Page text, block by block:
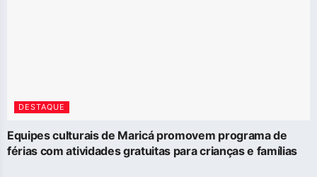
DESTAQUE
Equipes culturais de Maricá promovem programa de
férias com atividades gratuitas para crianças e famílias